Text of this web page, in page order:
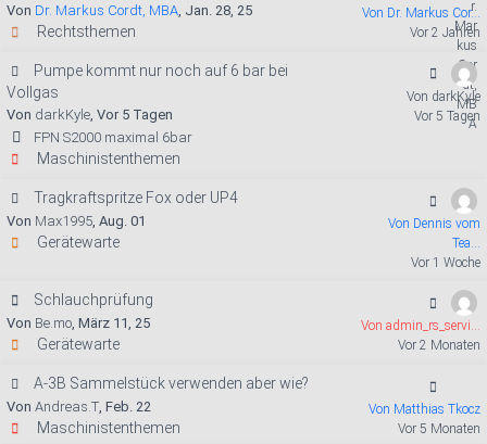
Von Dr. Markus Cordt, MBA , Jan. 28, 25
Rechtsthemen
Von Dr. Markus Cor...
Vor 2 Jahren
Pumpe kommt nur noch auf 6 bar bei
Vollgas
Von darkKyle , Vor 5 Tagen
FPN S2000 maximal 6bar
Maschinistenthemen
Von darkKyle
Vor 5 Tagen
Tragkraftspritze Fox oder UP4
Von Max1995 , Aug. 01
Gerätewarte
Von Dennis vom
Tea...
Vor 1 Woche
Schlauchprüfung
Von Be.mo , März 11, 25
Gerätewarte
Von admin_rs_servi...
Vor 2 Monaten
A-3B Sammelstück verwenden aber wie?
Von Andreas.T , Feb. 22
Maschinistenthemen
Von Matthias Tkocz
Vor 5 Monaten